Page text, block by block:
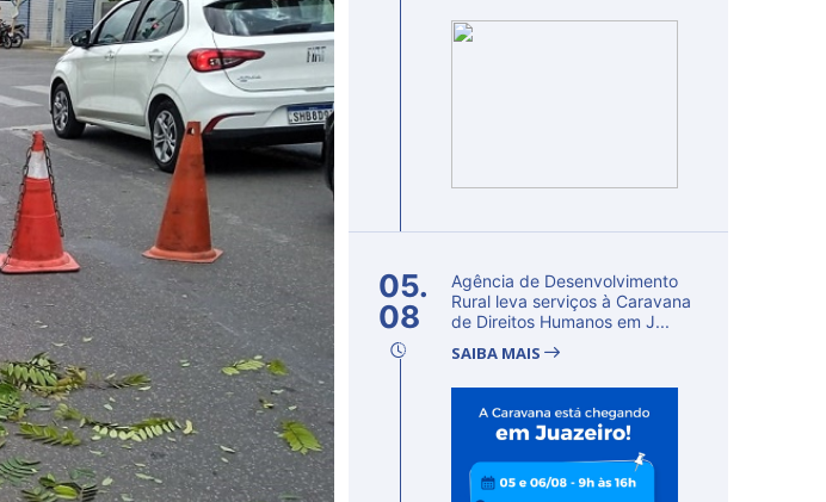
05.
08
Agência de Desenvolvimento
Rural leva serviços à Caravana
de Direitos Humanos em J...
SAIBA MAIS